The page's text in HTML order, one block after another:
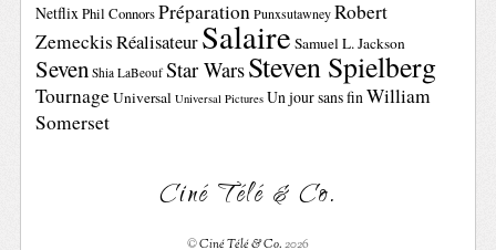
NetflixPhil ConnorsPréparation Punxsutawney Robert
ZemeckisRéalisateurSalaire Samuel L. Jackson
Seven Shia LaBeouf Star WarsSteven Spielberg
TournageUniversal Universal Pictures Un jour sans finWilliam
Somerset
Ciné Télé & Co.
©Ciné Télé & Co.2026